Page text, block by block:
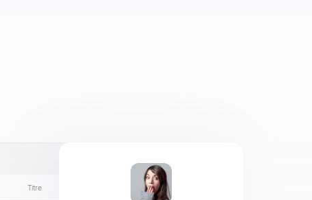
Titre Pays